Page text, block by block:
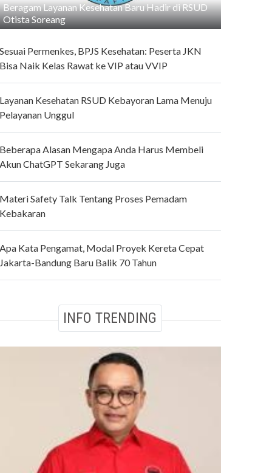
Beragam Layanan Kesehatan Baru Hadir di RSUD
Otista Soreang
Permenkes, BPJS Kesehatan: Peserta JKN
Naik Kelas Rawat ke VIP atau VVIP
Kesehatan RSUD Kebayoran Lama Menuju
Unggul
Alasan Mengapa Anda Harus Membeli
ChatGPT Sekarang Juga
Safety Talk Tentang Proses Pemadam
Kata Pengamat, Modal Proyek Kereta Cepat
Bandung Baru Balik 70 Tahun
INFO TRENDING